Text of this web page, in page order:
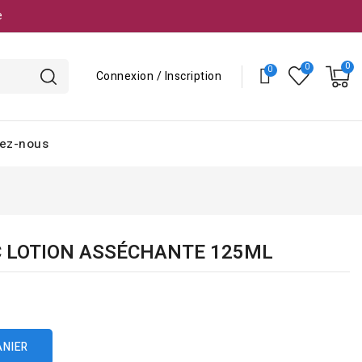
Connexion / Inscription
nous
LOTION ASSÉCHANTE 125ML